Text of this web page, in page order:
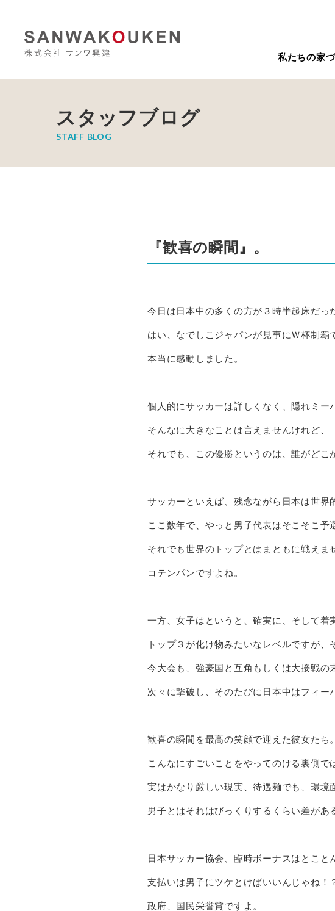
私たちの家
コンセプ
スタッフブログ
STAFF BLOG
『歓喜の瞬間』。
今日は日本中の多くの方が３時半起床だっ
はい、なでしこジャパンが見事にＷ杯制覇
本当に感動しました。
個人的にサッカーは詳しくなく、隠れミー
そんなに大きなことは言えませんけれど、
それでも、この優勝というのは、誰がどこ
サッカーといえば、残念ながら日本は世界
ここ数年で、やっと男子代表はそこそこ予
それでも世界のトップとはまともに戦えま
コテンパンですよね。
一方、女子はというと、確実に、そして着
トップ３が化け物みたいなレベルですが、
今大会も、強豪国と互角もしくは大接戦の
次々に撃破し、そのたびに日本中はフィー
歓喜の瞬間を最高の笑顔で迎えた彼女たち。
こんなにすごいことをやってのける裏側で
実はかなり厳しい現実、待遇麺でも、環境
男子とはそれはびっくりするくらい差があ
日本サッカー協会、臨時ボーナスはとこと
支払いは男子にツケとけばいいんじゃね！
政府、国民栄誉賞ですよ。